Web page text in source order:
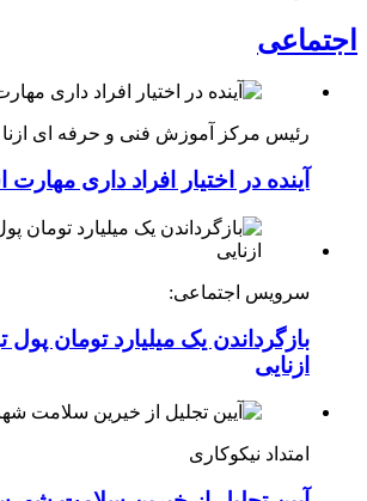
اجتماعی
رئیس مرکز آموزش فنی و حرفه ای ازنا
آینده در اختیار افراد داری
سرویس اجتماعی:
بازگرداندن یک میلیارد تومان
ازنایی
امتداد نیکوکاری